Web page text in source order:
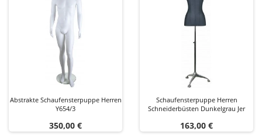
Abstrakte Schaufensterpuppe Herren
Y654/3
Preis
350,00 €
Schaufensterpuppe Herren
Schneiderbüsten Dunkelgrau Jer
Preis
163,00 €